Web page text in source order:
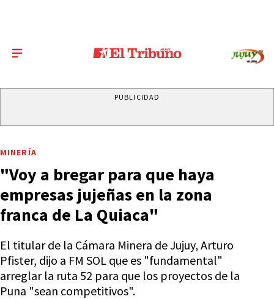
PUBLICIDAD
MINERÍA
"Voy a bregar para que haya
empresas jujeñas en la zona
franca de La Quiaca"
El titular de la Cámara Minera de Jujuy, Arturo
Pfister, dijo a FM SOL que es "fundamental"
arreglar la ruta 52 para que los proyectos de la
Puna "sean competitivos".